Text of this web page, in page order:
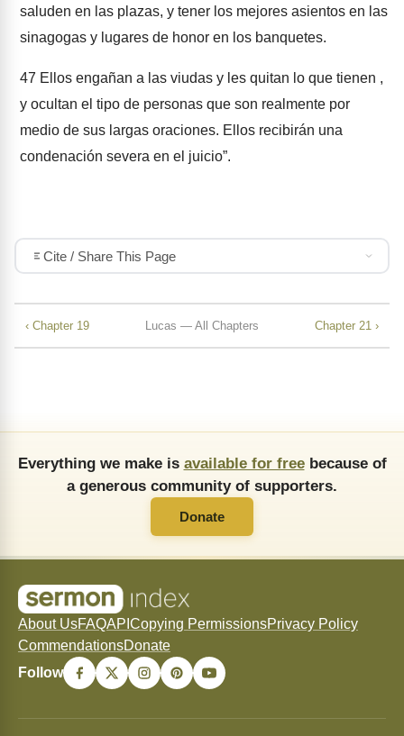
saluden en las plazas, y tener los mejores asientos en las
sinagogas y lugares de honor en los banquetes.
47 Ellos engañan a las viudas y les quitan lo que tienen ,
y ocultan el tipo de personas que son realmente por
medio de sus largas oraciones. Ellos recibirán una
condenación severa en el juicio”.
Cite / Share This Page
‹ Chapter 19 Lucas — All Chapters Chapter 21 ›
Everything we make is available for freebecause of
a generous community of supporters.
Donate
About UsFAQAPI Copying PermissionsPrivacy Policy
CommendationsDonate
Follow